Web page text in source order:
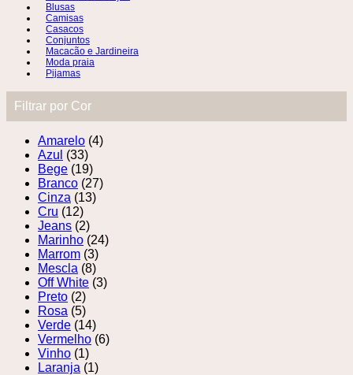
Blusas
Camisas
Casacos
Conjuntos
Macacão e Jardineira
Moda praia
Pijamas
Filtrar por Cor
Amarelo (4)
Azul (33)
Bege (19)
Branco (27)
Cinza (13)
Cru (12)
Jeans (2)
Marinho (24)
Marrom (3)
Mescla (8)
Off White (3)
Preto (2)
Rosa (5)
Verde (14)
Vermelho (6)
Vinho (1)
Laranja (1)